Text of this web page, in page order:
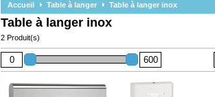
Accueil Table à langer Table à langer inox
Table à langer inox
2 Produit(s)